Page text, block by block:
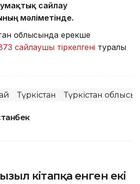
сайлау
мәліметінде.
облысында ерекше
сайлаушы тіркелгені туралы
Түркістан Түркістан облысы
кітапқа енген екі